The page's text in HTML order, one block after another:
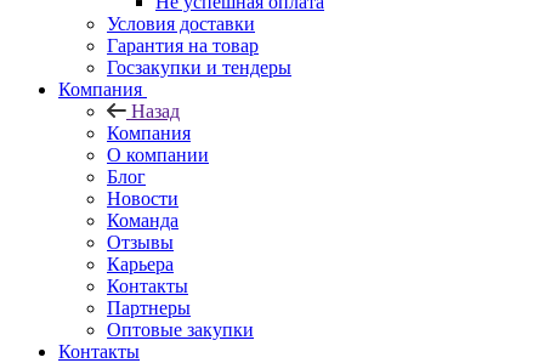
Условия доставки
Гарантия на товар
Госзакупки и тендеры
Компания
Назад
Компания
О компании
Блог
Новости
Команда
Отзывы
Карьера
Контакты
Партнеры
Оптовые закупки
Контакты